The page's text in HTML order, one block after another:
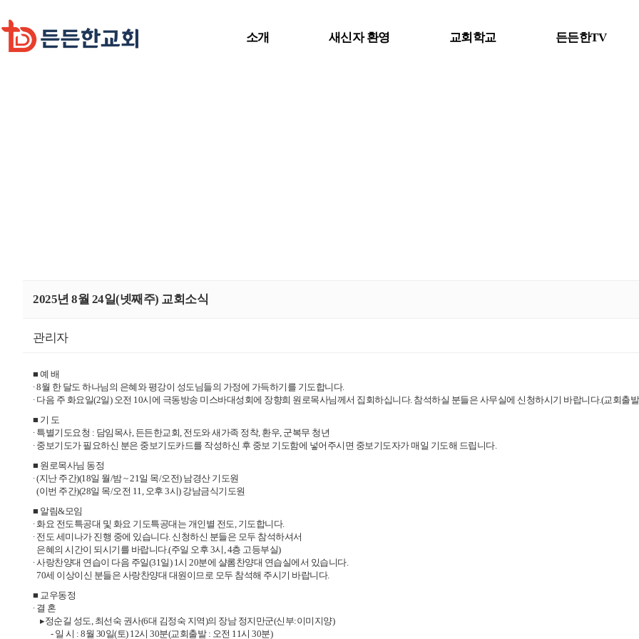
소개 새신자 환영 교회학교 든든한TV
2025년 8월 24일(넷째주) 교회소식
관리자
■ 예 배
∙ 8월 한 달도 하나님의 은혜와 평강이 성도님들의 가정에 가득하기를 기도합니다.
∙ 다음 주 화요일(2일) 오전 10시에 극동방송 미스바대성회에 장향희 원로목사님께서 집회하십니다. 참석하실 분들은 사무실에 신청하시기 바랍니다.(교회출
■ 기 도
∙ 특별기도요청 : 담임목사, 든든한교회, 전도와 새가족 정착, 환우, 군복무 청년
∙ 중보기도가 필요하신 분은 중보기도카드를 작성하신 후 중보 기도함에 넣어주시면 중보기도자가 매일 기도해 드립니다.
■ 원로목사님 동정
∙ (지난 주간)(18일 월/밤 ~ 21일 목/오전) 남경산 기도원
(이번 주간)(28일 목/오전 11, 오후 3시) 강남금식기도원
■ 알림&모임
∙ 화요 전도특공대 및 화요 기도특공대는 개인별 전도, 기도합니다.
∙ 전도 세미나가 진행 중에 있습니다. 신청하신 분들은 모두 참석하셔서
은혜의 시간이 되시기를 바랍니다.(주일 오후 3시, 4층 고등부실)
∙ 사랑찬양대 연습이 다음 주일(31일) 1시 20분에 샬롬찬양대 연습실에서 있습니다.
70세 이상이신 분들은 사랑찬양대 대원이므로 모두 참석해 주시기 바랍니다.
■ 교우동정
∙ 결 혼
▸정순길 성도, 최선숙 권사(6대 김정숙 지역)의 장남 정지만군(신부:이미지양)
- 일 시 : 8월 30일(토) 12시 30분(교회출발 : 오전 11시 30분)